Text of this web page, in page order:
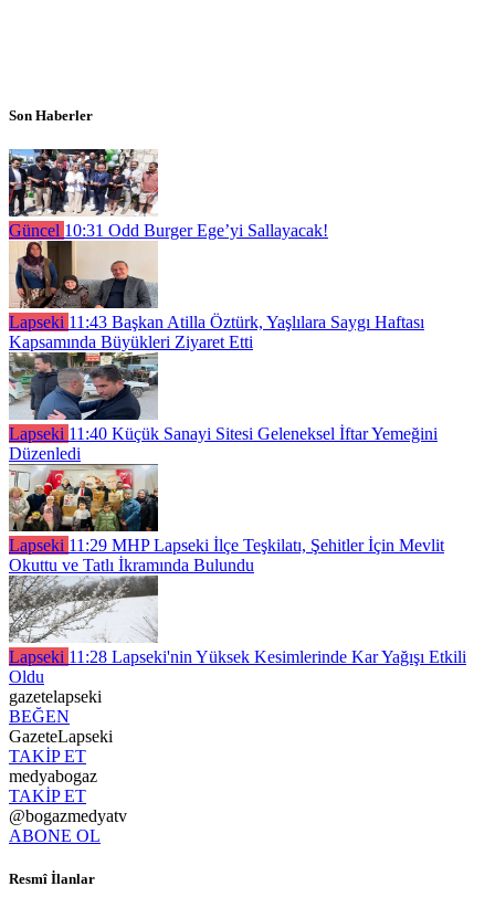
Son Haberler
Güncel 10:31 Odd Burger Ege’yi Sallayacak!
Lapseki 11:43 Başkan Atilla Öztürk, Yaşlılara Saygı Haftası
Kapsamında Büyükleri Ziyaret Etti
Lapseki 11:40 Küçük Sanayi Sitesi Geleneksel İftar Yemeğini
Düzenledi
Lapseki 11:29 MHP Lapseki İlçe Teşkilatı, Şehitler İçin Mevlit
Okuttu ve Tatlı İkramında Bulundu
Lapseki 11:28 Lapseki'nin Yüksek Kesimlerinde Kar Yağışı Etkili
Oldu
gazetelapseki
BEĞEN
GazeteLapseki
TAKİP ET
medyabogaz
TAKİP ET
@bogazmedyatv
ABONE OL
Resmî İlanlar